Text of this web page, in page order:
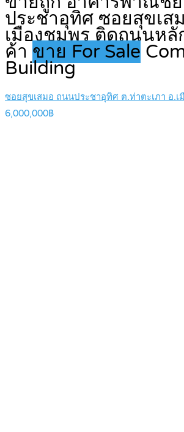
ประชาอุทิศ ซอยสุขเส
เมืองชุมพร ติดถนนหลั
ค้า ขาย For Sale
Building
ซอยสุขเสมอ ถนนประชาอุทิศ ต.ท่าตะเภา อ.เ
6,000,000฿